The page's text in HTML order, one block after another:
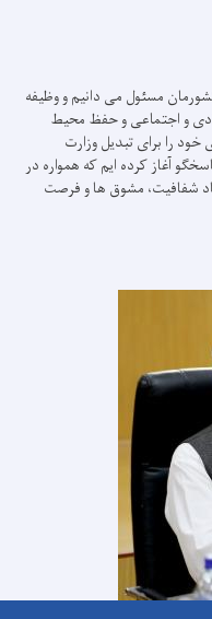
مسئول می دانیم و وظیفه
و اجتماعی و حفظ محیط
را برای تبدیل وزارت
آغاز کرده ایم که همواره در
شفافیت، مشوق ها و فرصت